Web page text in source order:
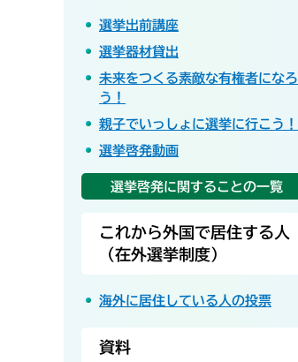
選挙出前講座
選挙器材貸出
未来をつくる素敵な有権者になろ
う！
親子でいっしょに選挙に行こう！
選挙啓発動画
選挙啓発に関することの一覧
これから外国で居住する人
（在外選挙制度）
海外に居住している人の投票
資料